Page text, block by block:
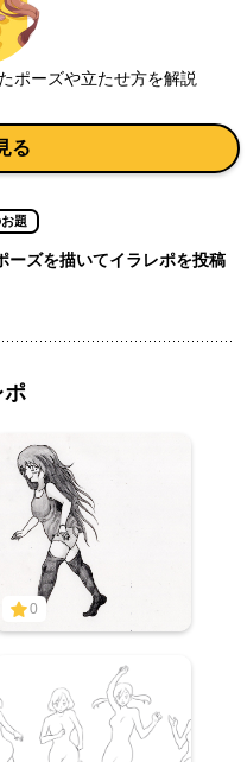
ポーズや立たせ方を解説
る
題
ーズを描いてイラレポを投稿
ポ
0